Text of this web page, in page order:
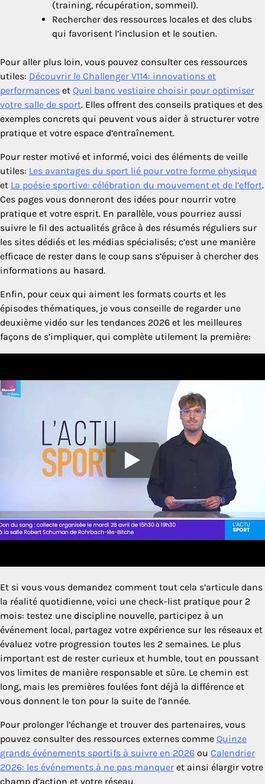
(training, récupération, sommeil).
Rechercher des ressources locales et des clubs
qui favorisent l’inclusion et le soutien.
Pour aller plus loin, vous pouvez consulter ces ressources
utiles: Découvrir le Challenger V114: innovations et
performances et Quel banc vestiaire choisir pour optimiser
votre salle de sport. Elles offrent des conseils pratiques et des
exemples concrets qui peuvent vous aider à structurer votre
pratique et votre espace d’entraînement.
Pour rester motivé et informé, voici des éléments de veille
utiles: Les avantages du sport lié pour votre forme physique
et La poésie sportive: célébration du mouvement et de l’effort.
Ces pages vous donneront des idées pour nourrir votre
pratique et votre esprit. En parallèle, vous pourriez aussi
suivre le fil des actualités grâce à des résumés réguliers sur
les sites dédiés et les médias spécialisés; c’est une manière
efficace de rester dans le coup sans s’épuiser à chercher des
informations au hasard.
Enfin, pour ceux qui aiment les formats courts et les
épisodes thématiques, je vous conseille de regarder une
deuxième vidéo sur les tendances 2026 et les meilleures
façons de s’impliquer, qui complète utilement la première:
Et si vous vous demandez comment tout cela s’articule dans
la réalité quotidienne, voici une check-list pratique pour 2
mois: testez une discipline nouvelle, participez à un
événement local, partagez votre expérience sur les réseaux et
évaluez votre progression toutes les 2 semaines. Le plus
important est de rester curieux et humble, tout en poussant
vos limites de manière responsable et sûre. Le chemin est
long, mais les premières foulées font déjà la différence et
vous donnent le ton pour la suite de l’année.
Pour prolonger l’échange et trouver des partenaires, vous
pouvez consulter des ressources externes comme Quinze
grands événements sportifs à suivre en 2026 ou Calendrier
2026: les événements à ne pas manquer et ainsi élargir votre
champ d’action et votre réseau.